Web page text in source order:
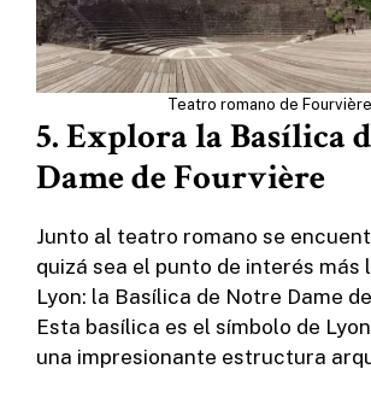
Teatro romano de Fourvière
5. Explora la Basílica
Dame de Fourvière
Junto al teatro romano se
quizá sea el punto de interés más
Lyon: la Basílica de Notre Dame
Esta basílica es el símbolo de
una impresionante estructura